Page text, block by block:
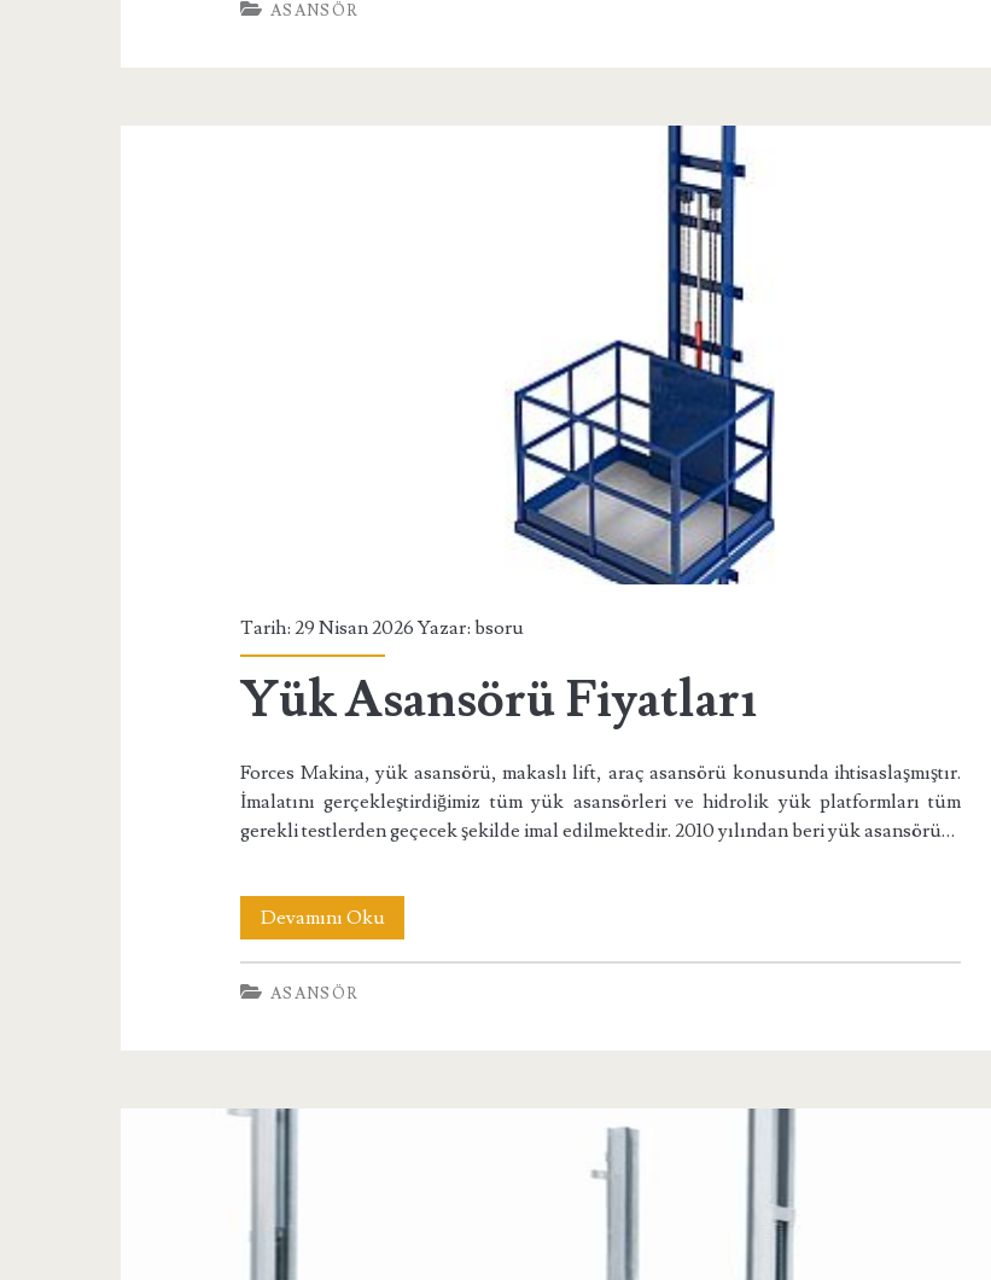
ASANSÖR
Tarih: 29 Nisan 2026 Yazar:bsoru
Yük Asansörü Fiyatları
Forces Makina, yük asansörü, makaslı lift, araç asansörü konusunda ihtisaslaşmıştır.
İmalatını gerçekleştirdiğimiz tüm yük asansörleri ve hidrolik yük platformları tüm
gerekli testlerden geçecek şekilde imal edilmektedir. 2010 yılından beri yük asansörü…
Devamını OkuYük
Asansörü
ASANSÖR